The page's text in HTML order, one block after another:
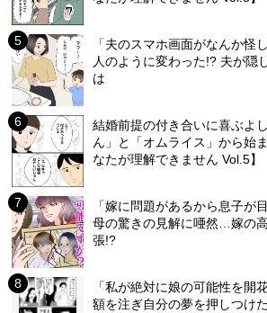
「夫のスマホ画面がなんか怪
人のように変わった!? 夫が隠
は
結婚前提の付き合いに喜ぶよ
ん」と「オムライス」から始
なたが理解できません Vol.5】
「嫁に問題があるから息子が
母の驚きの見解に唖然…嫁の
張!?
「私が絶対に娘の可能性を開
額を注ぎ自分の夢を押しつけ